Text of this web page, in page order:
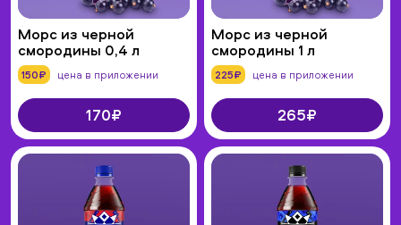
Морс из черной
смородины 0,4 л
150₽ цена в приложении
170₽
Морс из черной
смородины 1 л
225₽ цена в приложении
265₽